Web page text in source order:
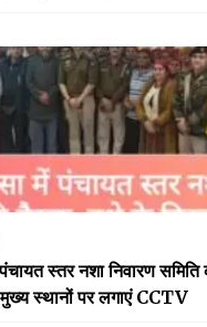
स्तर नशा निवारण
स्थानों पर लगाएं CCTV